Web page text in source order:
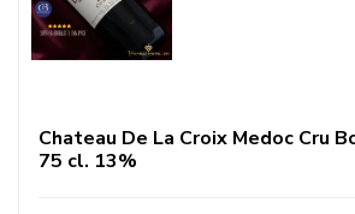
Chateau De La Croix Medoc Cru
75 cl. 13%